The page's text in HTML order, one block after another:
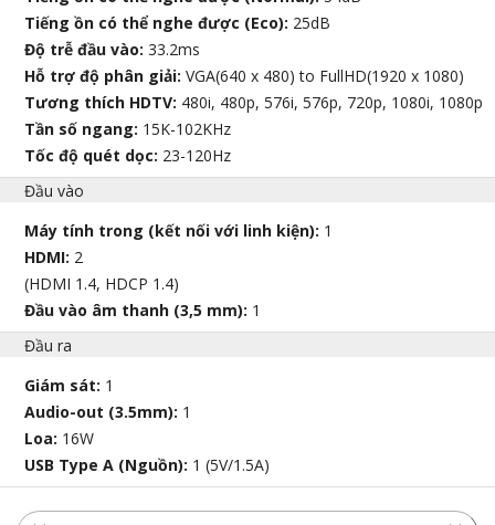
Tiếng ồn có thể nghe được (Eco): 25dB
Độ trễ đầu vào:33.2ms
Hỗ trợ độ phân giải:VGA(640 x 480) to FullHD(1920 x 1080)
Tương thích HDTV: 480i, 480p, 576i, 576p, 720p, 1080i, 1080p
Tần số ngang: 15K-102KHz
Tốc độ quét dọc: 23-120Hz
Đầu vào
Máy tính trong (kết nối với linh kiện): 1
HDMI: 2
(HDMI 1.4, HDCP 1.4)
Đầu vào âm thanh (3,5 mm): 1
Đầu ra
Giám sát: 1
Audio-out (3.5mm): 1
Loa: 16W
USB Type A (Nguồn): 1 (5V/1.5A)